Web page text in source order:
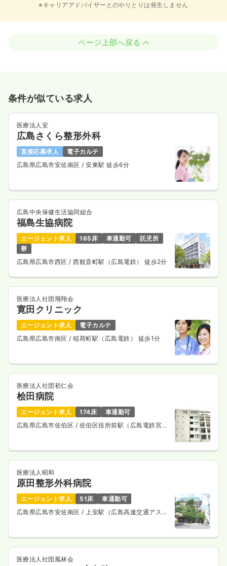
※キャリアアドバイザーとのやりとりは発生しません
ページ上部へ戻る
条件が似ている求人
医療法人安
広島さくら整形外科
直接応募求人
電子カルテ
広島県広島市安佐南区 / 安東駅 徒歩6分
広島中央保健生活協同組合
福島生協病院
エージェント求人 165床 車通勤可
託児所
寮
広島県広島市西区/ 西観音町駅（広島電鉄） 徒歩2分
医療法人社団飛翔会
寛田クリニック
エージェント求人
電子カルテ
広島県広島市南区 / 稲荷町駅（広島電鉄） 徒歩1分
医療法人社団初仁会
桧田病院
エージェント求人 174床
車通勤可
広島県広島市佐伯区 / 佐伯区役所前駅（広島電鉄宮島
医療法人昭和
原田整形外科病院
エージェント求人 51床
車通勤可
広島県広島市安佐南区 / 上安駅（広島高速交通アスト
医療法人社団風林会